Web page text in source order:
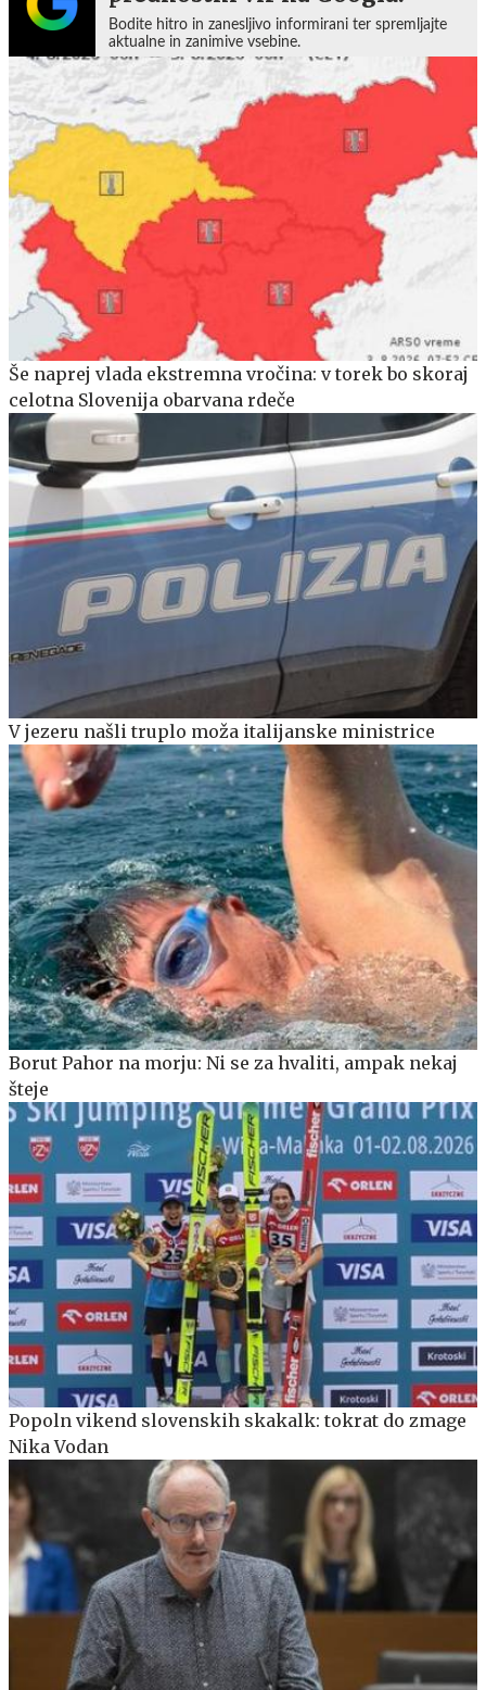
Bodite hitro in zanesljivo informirani ter spremljajte
aktualne in zanimive vsebine.
Še naprej vlada ekstremna vročina: v torek bo skoraj
celotna Slovenija obarvana rdeče
V jezeru našli truplo moža italijanske ministrice
Borut Pahor na morju: Ni se za hvaliti, ampak nekaj
šteje
Popoln vikend slovenskih skakalk: tokrat do zmage
Nika Vodan